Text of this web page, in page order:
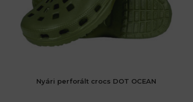
Nyári perforált crocs DOT OCEAN